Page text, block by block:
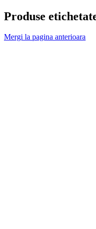
Produse
Mergi la pagina anterioara